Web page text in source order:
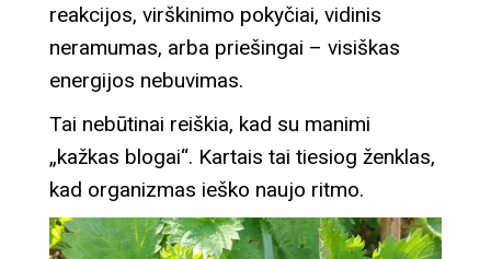
reakcijos, virškinimo pokyčiai, vidinis
neramumas, arba priešingai – visiškas
energijos nebuvimas.
Tai nebūtinai reiškia, kad su manimi
„kažkas blogai“. Kartais tai tiesiog ženklas,
kad organizmas ieško naujo ritmo.